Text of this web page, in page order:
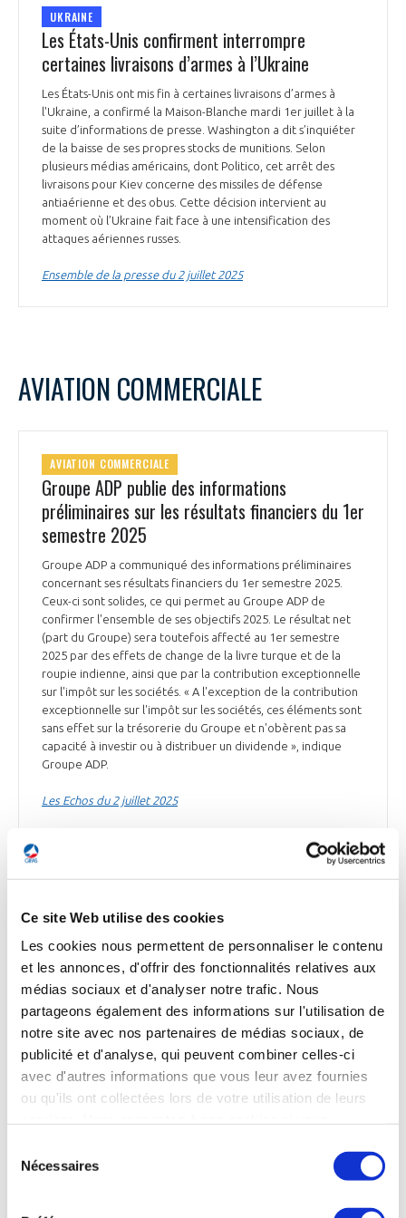
Ce site Web utilise des cookies
Les cookies nous permettent de personnaliser le contenu
et les annonces, d'offrir des fonctionnalités relatives aux
médias sociaux et d'analyser notre trafic. Nous
partageons également des informations sur l'utilisation de
notre site avec nos partenaires de médias sociaux, de
publicité et d'analyse, qui peuvent combiner celles-ci
avec d'autres informations que vous leur avez fournies
ou qu'ils ont collectées lors de votre utilisation de leurs
Nécessaires
UKRAINE
Les États-Unis confirment interrompre
certaines livraisons d’armes à l’Ukraine
Les États-Unis ont mis fin à certaines livraisons d’armes à
l'Ukraine, a confirmé la Maison-Blanche mardi 1er juillet à la
suite d’informations de presse. Washington a dit s’inquiéter
de la baisse de ses propres stocks de munitions. Selon
plusieurs médias américains, dont Politico, cet arrêt des
livraisons pour Kiev concerne des missiles de défense
antiaérienne et des obus. Cette décision intervient au
moment où l’Ukraine fait face à une intensification des
attaques aériennes russes.
Ensemble de la presse du 2 juillet 2025
AVIATION COMMERCIALE
AVIATION COMMERCIALE
Groupe ADP publie des informations
préliminaires sur les résultats financiers du 1er
semestre 2025
Groupe ADP a communiqué des informations préliminaires
concernant ses résultats financiers du 1er semestre 2025.
Ceux-ci sont solides, ce qui permet au Groupe ADP de
confirmer l'ensemble de ses objectifs 2025. Le résultat net
(part du Groupe) sera toutefois affecté au 1er semestre
2025 par des effets de change de la livre turque et de la
roupie indienne, ainsi que par la contribution exceptionnelle
sur l'impôt sur les sociétés. « A l'exception de la contribution
exceptionnelle sur l'impôt sur les sociétés, ces éléments sont
sans effet sur la trésorerie du Groupe et n'obèrent pas sa
capacité à investir ou à distribuer un dividende », indique
Groupe ADP.
Les Echos du 2 juillet 2025
L’EBAA change de gouvernance et entame une
transformation de son organisation
L’Association européenne de l’aviation d’affaires (EBAA) a
annoncé le lancement d’une importante réforme
organisationnelle. Son secrétaire général, Holger Krahmer,
en poste depuis octobre 2023, a démissionné de son poste
avec effet immédiat. Pour assurer l’interim, l’EBAA a nommé
Stefan Benz, consultant indépendant et ancien cadre
dirigeant de Luxaviation, Jet Aviation et RUAG Aerospace.
Par ailleurs, Robert Baltus, directeur général de l’EBAA, a